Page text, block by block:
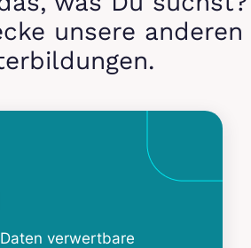
unsere anderen
verwertbare